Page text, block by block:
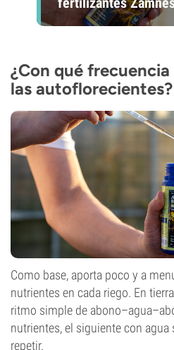
¿Con qué
las autoflorecientes?
Como base, aporta poco y a
nutrientes en cada riego. En
ritmo simple de
nutrientes, el siguiente con agua
repetir.